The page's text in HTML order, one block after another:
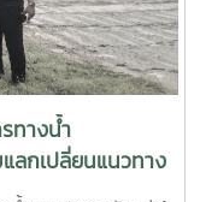
as essential
“Boon
than a
space
wisdom
present, and
identity of Maejo
อยอด สร้างมูลค่าเพิ่ม
ะผู้บริโภคได้ใน
อยอดสัตว์น้ำสู่
เรียนรู้ที่เตรียมความ
ารทำงานและการ
2026, the Faculty
Maejo
เพิ่มให้กับ
สมจันทร์ ผู้ประกอบ
นหัวข้อ "การเลี้ยงกุ้ง
น. ถ่ายทอด
การผลิต และ
าะเลี้ยงนายกิตติ
ทางน้ำ
ลกเปลี่ยนแนวทาง
Faculty